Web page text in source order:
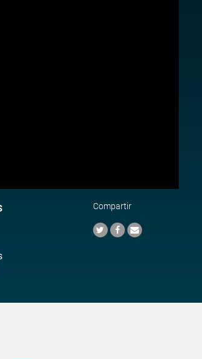
Compartir